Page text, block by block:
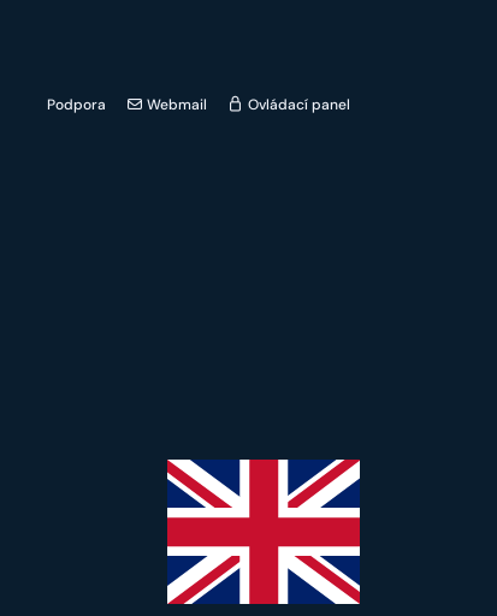
Podpora Webmail Ovládací panel